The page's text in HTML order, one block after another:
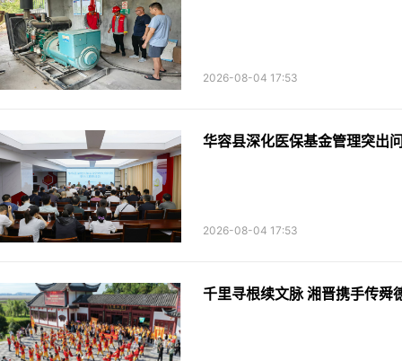
2026-08-04 17:53
华容县深化医保基金管理突出
2026-08-04 17:53
千里寻根续文脉 湘晋携手传舜